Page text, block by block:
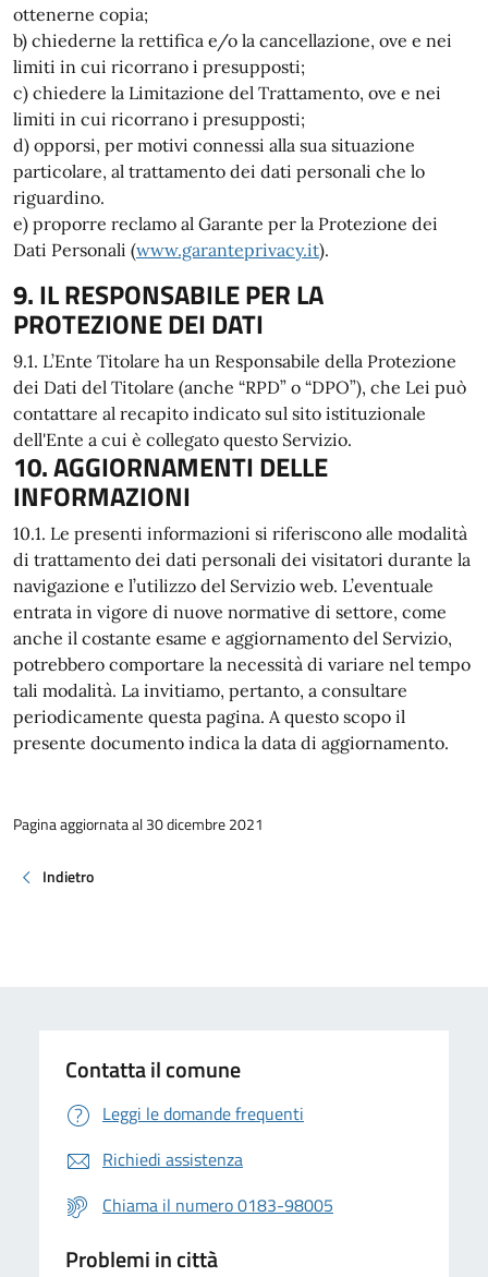
ottenerne copia;
b) chiederne la rettifica e/o la cancellazione, ove e nei
limiti in cui ricorrano i presupposti;
c) chiedere la Limitazione del Trattamento, ove e nei
limiti in cui ricorrano i presupposti;
d) opporsi, per motivi connessi alla sua situazione
particolare, al trattamento dei dati personali che lo
riguardino.
e) proporre reclamo al Garante per la Protezione dei
Dati Personali (www.garanteprivacy.it).
9. IL RESPONSABILE PER LA
PROTEZIONE DEI DATI
9.1. L’Ente Titolare ha un Responsabile della Protezione
dei Dati del Titolare (anche “RPD” o “DPO”), che Lei può
contattare al recapito indicato sul sito istituzionale
dell'Ente a cui è collegato questo Servizio.
10. AGGIORNAMENTI DELLE
INFORMAZIONI
10.1. Le presenti informazioni si riferiscono alle modalità
di trattamento dei dati personali dei visitatori durante la
navigazione e l’utilizzo del Servizio web. L’eventuale
entrata in vigore di nuove normative di settore, come
anche il costante esame e aggiornamento del Servizio,
potrebbero comportare la necessità di variare nel tempo
tali modalità. La invitiamo, pertanto, a consultare
periodicamente questa pagina. A questo scopo il
presente documento indica la data di aggiornamento.
Pagina aggiornata al 30 dicembre 2021
Indietro
Contatta il comune
Leggi le domande frequenti
Richiedi assistenza
Chiama il numero 0183-98005
Problemi in città